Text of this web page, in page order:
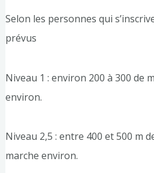
Selon les personnes qui
prévus
Niveau 1 : environ 200 à 300 de
environ.
Niveau 2,5 : entre 400 et 500 m
marche environ.